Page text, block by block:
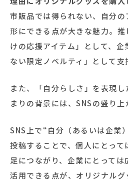
市販品では得られない、自分
形にできる点が大きな魅力。
けの応援アイテム」として、
ない限定ノベルティ」として支
また、「自分らしさ」を表現
まりの背景には、SNSの盛り上
SNS上で“自分（あるいは企業
投稿することで、個人にとって
足につながり、企業にとって
活用できる点が、オリジナル